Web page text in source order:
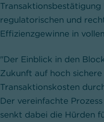
Transaktionsbestätigung
regulatorischen und
Effizienzgewinne in
"Der Einblick in den
Zukunft auf hoch
Transaktionskosten
Der vereinfachte
senkt dabei die Hürden